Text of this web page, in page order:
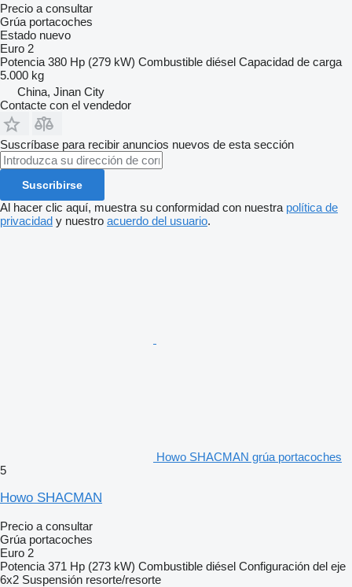
Precio a consultar
Grúa portacoches
Estado nuevo
Euro 2
Potencia 380 Hp (279 kW) Combustible diésel Capacidad de carga
5.000 kg
China, Jinan City
Contacte con el vendedor
Suscríbase para recibir anuncios nuevos de esta sección
Suscribirse
Al hacer clic aquí, muestra su conformidad con nuestra política de
privacidad y nuestro acuerdo del usuario.
Howo SHACMAN grúa portacoches
5
Howo SHACMAN
Precio a consultar
Grúa portacoches
Euro 2
Potencia 371 Hp (273 kW) Combustible diésel Configuración del eje
6x2 Suspensión resorte/resorte